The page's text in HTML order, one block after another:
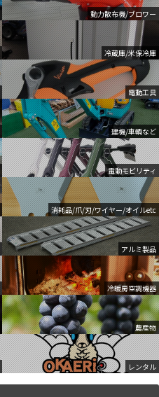
動力散布機/ブロワー
冷蔵庫/米保冷庫
電動工具
建機/車輌など
電動モビリティ
消耗品/爪/刃/ワイヤー/オイルetc
アルミ製品
冷暖房空調機器
農産物
レンタル